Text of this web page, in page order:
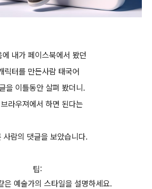
에 내가 페이스북에서 봤던
릭터를 만든사람 태국어
을 이틀동안 살펴 봤더니.
라우져에서 하면 된다는
사람의 댓글을 보았습니다.
팁:
은 예술가의 스타일을 설명하세요.